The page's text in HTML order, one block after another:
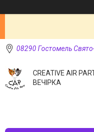
08290 Гостомель
CREATIVE AIR
ВЕЧІРКА